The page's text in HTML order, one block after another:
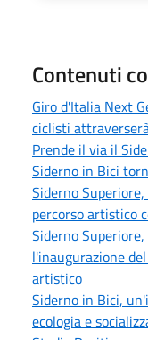
Contenuti
Giro d'Italia Next
ciclisti
Prende il via il
Siderno in Bici
Siderno
percorso artistico
Siderno
l'inaugurazione
artistico
Siderno in Bici,
ecologia e